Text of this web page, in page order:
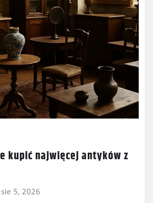
kupić najwięcej antyków z
sie 5, 2026